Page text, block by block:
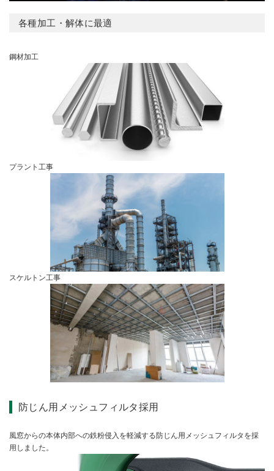
各種加工・解体に最適
鋼材加工
プラント工事
スケルトン工事
防じん用メッシュフィルタ採用
風窓からの本体内部への鉄粉侵入を軽減する防じん用メッシュフィルタを採
用しました。